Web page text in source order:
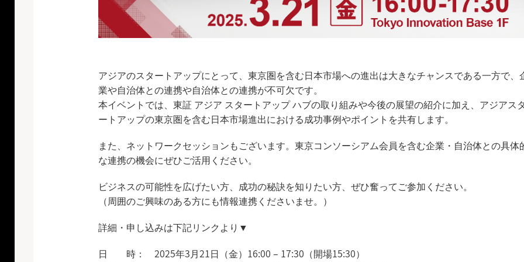
アジアのスタートアップにとって、東京圏を含む日本市場への進出は大きなチャンスである一方で、
業や自治体との連携や自治体との連携が不可欠です。
本イベントでは、東証 アジア スタートアップ ハブの取り組みや今後の展望の紹介に加え、アジアス
ートアップの東京圏を含む日本市場進出における成功事例やポイントを共有します。
また、ネットワークセッションもございます。東京コンソーシアム会員を含む企業・自治体との具体
な連携の機会にぜひご活用ください。
ビジネスの可能性を広げたい方、成功の秘訣を知りたい方、ぜひ奮ってご参加ください。
（周囲のご興味のある方にも情報連携くださいませ。）
詳細・申し込みは下記リンクより▼
日 時： 2025年3月21日（金）16:00 – 17:30（開場15:30）